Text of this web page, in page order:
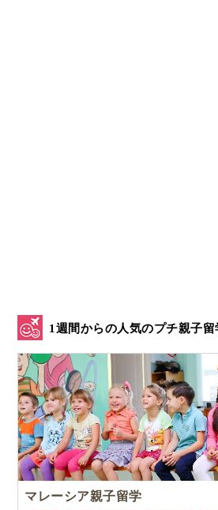
スウェーデンでは
「長い夏休みの期間中に子どもの
−−
という問題が、各家庭にとって
1週間からの人気のプチ親子留
マレーシア親子留学